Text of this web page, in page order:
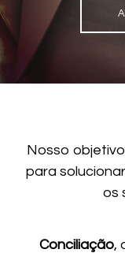
Nosso
para
os
Conciliação,